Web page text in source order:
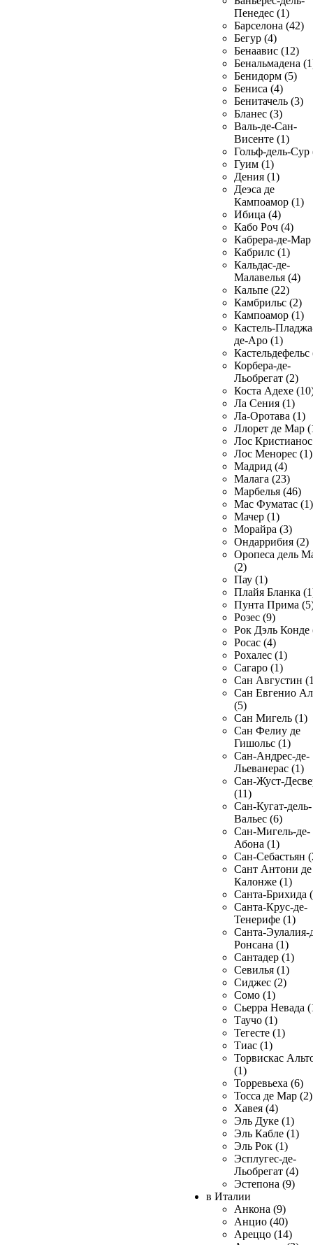
Пенедес (1)
Барселона (42)
Бегур (4)
Бенаавис (12)
Бенальмадена
Бенидорм (5)
Бениса (4)
Бенитачель (3)
Бланес (3)
Валь-де-Сан-
Висенте (1)
Гольф-дель-Сур
Гуим (1)
Дения (1)
Деэса де
Кампоамор (1)
Ибица (4)
Кабо Роч (4)
Кабрера-де-Мар
Кабрилс (1)
Кальдас-де-
Малавелья (4)
Кальпе (22)
Камбрильс (2)
Кампоамор (1)
Кастель-
де-Аро (1)
Кастельдефельс
Корбера-де-
Льобрегат (2)
Коста Адехе
Ла Сения (1)
Ла-Оротава (1)
Ллорет де Мар
Лос
Лос Менорес (1)
Мадрид (4)
Малага (23)
Марбелья (46)
Мас Фуматас (1)
Мачер (1)
Морайра (3)
Ондаррибия (2)
Оропеса дель
(2)
Пау (1)
Плайя Бланка
Пунта Прима
Розес (9)
Рок Дэль Конде
Росас (4)
Рохалес (1)
Сагаро (1)
Сан Августин
Сан Евгенио
(5)
Сан Мигель (1)
Сан Фелиу де
Гишольс (1)
Сан-Андрес-де-
Льеванерас (1)
Сан-Жуст-
(11)
Сан-Кугат-дель-
Вальес (6)
Сан-Мигель-де-
Абона (1)
Сан-Себастьян
Сант Антони де
Калонже (1)
Санта-Брихида
Санта-Крус-де-
Тенерифе (1)
Санта-Эулалия-
Ронсана (1)
Сантадер (1)
Севилья (1)
Сиджес (2)
Сомо (1)
Сьерра Невада
Таучо (1)
Тегесте (1)
Тиас (1)
Торвискас
(1)
Торревьеха (6)
Тосса де Мар (2)
Хавея (4)
Эль Дуке (1)
Эль Кабле (1)
Эль Рок (1)
Эсплугес-де-
Льобрегат (4)
Эстепона (9)
в Италии
Анкона (9)
Анцио (40)
Ареццо (14)